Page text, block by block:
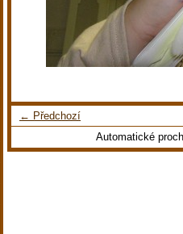
← Předchozí
Automatické